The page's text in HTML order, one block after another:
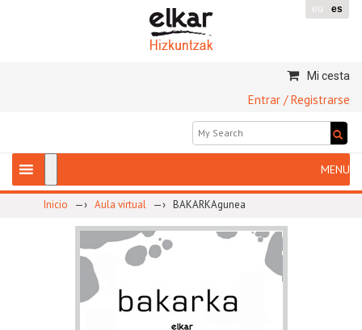
eu es
Mi cesta
Entrar / Registrarse
Inicio —› Aula virtual —› BAKARKAgunea